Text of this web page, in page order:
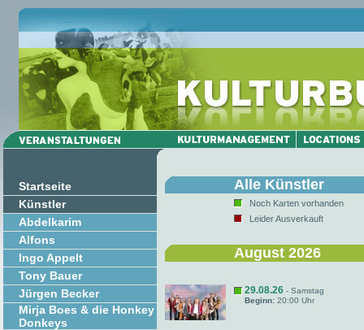
Startseite
Künstler
Abdelkarim
Alfons
Ingo Appelt
Tony Bauer
Jürgen Becker
Mirja Boes & die Honkey
Donkeys
Alle Künstler
Noch Karten vorhanden
Leider Ausverkauft
August 2026
29.08.26 - Samstag
Beginn: 20:00 Uhr